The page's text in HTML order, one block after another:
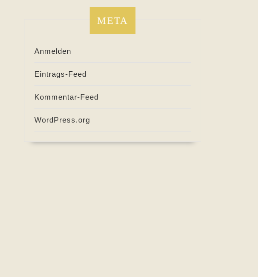
META
Anmelden
Eintrags-Feed
Kommentar-Feed
WordPress.org